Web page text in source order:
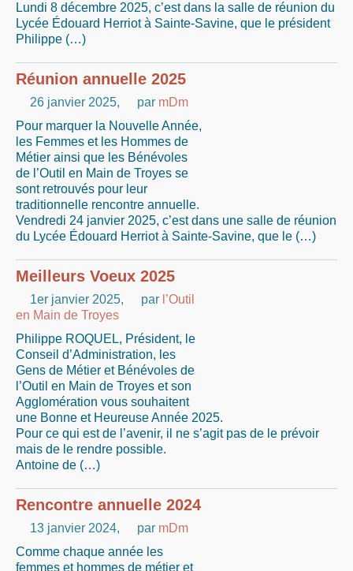
Lundi 8 décembre 2025, c’est dans la salle de réunion du
Lycée Édouard Herriot à Sainte-Savine, que le président
Philippe (…)
Réunion annuelle 2025
26 janvier 2025, par mDm
Pour marquer la Nouvelle Année,
les Femmes et les Hommes de
Métier ainsi que les Bénévoles
de l’Outil en Main de Troyes se
sont retrouvés pour leur
traditionnelle rencontre annuelle.
Vendredi 24 janvier 2025, c’est dans une salle de réunion
du Lycée Édouard Herriot à Sainte-Savine, que le (…)
Meilleurs Voeux 2025
1er janvier 2025, par l’Outil
en Main de Troyes
Philippe ROQUEL, Président, le
Conseil d’Administration, les
Gens de Métier et Bénévoles de
l’Outil en Main de Troyes et son
Agglomération vous souhaitent
une Bonne et Heureuse Année 2025.
Pour ce qui est de l’avenir, il ne s’agit pas de le prévoir
mais de le rendre possible.
Antoine de (…)
Rencontre annuelle 2024
13 janvier 2024, par mDm
Comme chaque année les
femmes et hommes de métier et